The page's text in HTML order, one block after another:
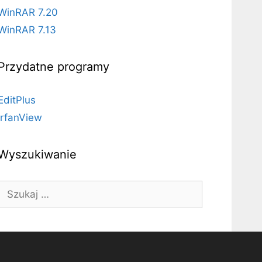
7.20
7.13
programy
Szukaj: